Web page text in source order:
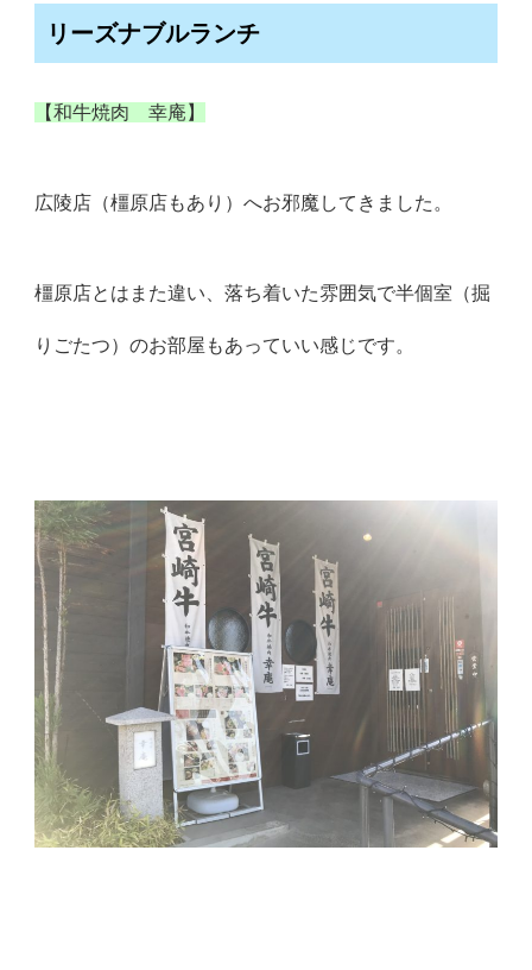
リーズナブルランチ
【和牛焼肉 幸庵】
広陵店（橿原店もあり）へお邪魔してきました。
橿原店とはまた違い、落ち着いた雰囲気で半個室（掘
りごたつ）のお部屋もあっていい感じです。